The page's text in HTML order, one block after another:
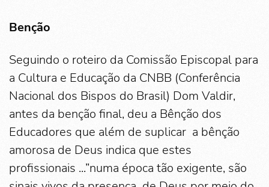
Benção
Seguindo o roteiro da Comissão Episcopal para
a Cultura e Educação da CNBB (Conferência
Nacional dos Bispos do Brasil) Dom Valdir,
antes da benção final, deu a Bênção dos
Educadores que além de suplicar a bênção
amorosa de Deus indica que estes
profissionais ...”numa época tão exigente, são